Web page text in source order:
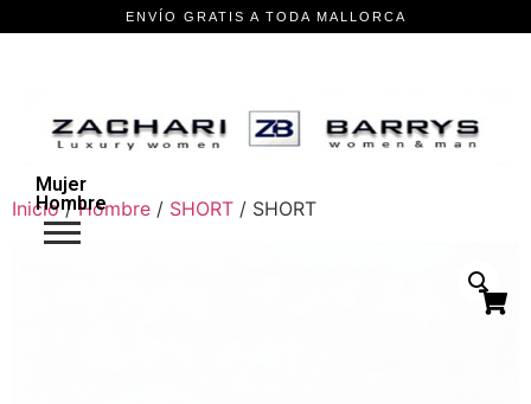
Mujer
Hombre
Inicio/Hombre / SHORT / SHORT